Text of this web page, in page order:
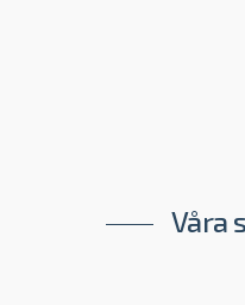
Våra